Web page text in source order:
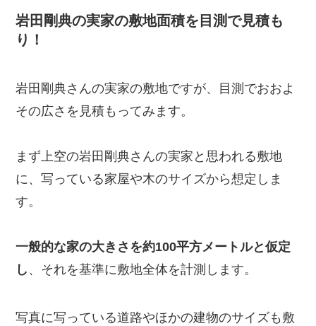
岩田剛典の実家の敷地面積を目測で見積も
り！
岩田剛典さんの実家の敷地ですが、目測でおおよ
その広さを見積もってみます。
まず上空の岩田剛典さんの実家と思われる敷地
に、写っている家屋や木のサイズから想定しま
す。
一般的な家の大きさを約100平方メートルと仮定
し 、それを基準に敷地全体を計測します。
写真に写っている道路やほかの建物のサイズも敷